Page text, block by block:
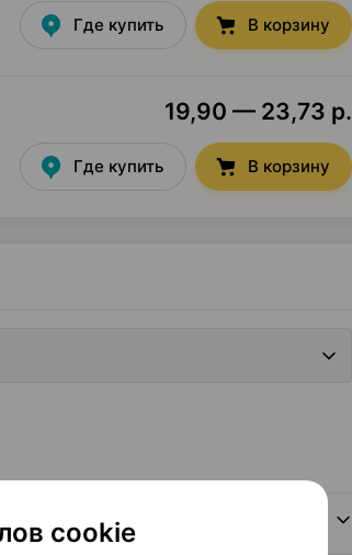
Где купить В корзину
19,90 — 23,73 р.
Где купить В корзину
cookie